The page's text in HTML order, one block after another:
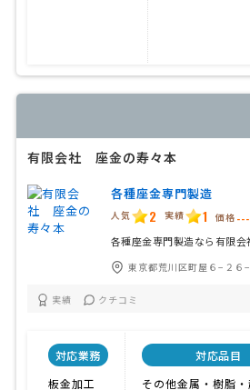
有限会社 座金の寿々本
各種座金専門製造
人気 2 実績 1 価格
各種座金専門製造なら有限
東京都荒川区町屋６−２６
実績 クチコミ
対応業務
板金加工
対応品目
その他金属・樹脂